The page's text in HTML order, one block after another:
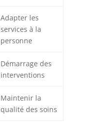
Adapter les
services à la
personne
Démarrage des
interventions
Maintenir la
qualité des soins